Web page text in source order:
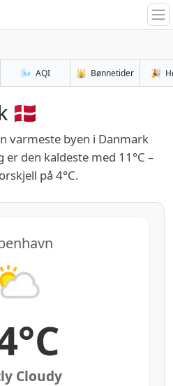
🌬️ AQI 🕌 Bønnetider 🎉
🇩🇰
varmeste byen i Danmark
er den kaldeste med 11°C –
på 4°C.
Cloudy